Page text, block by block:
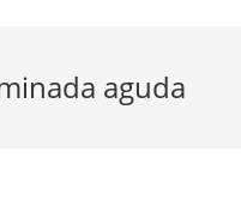
aguda